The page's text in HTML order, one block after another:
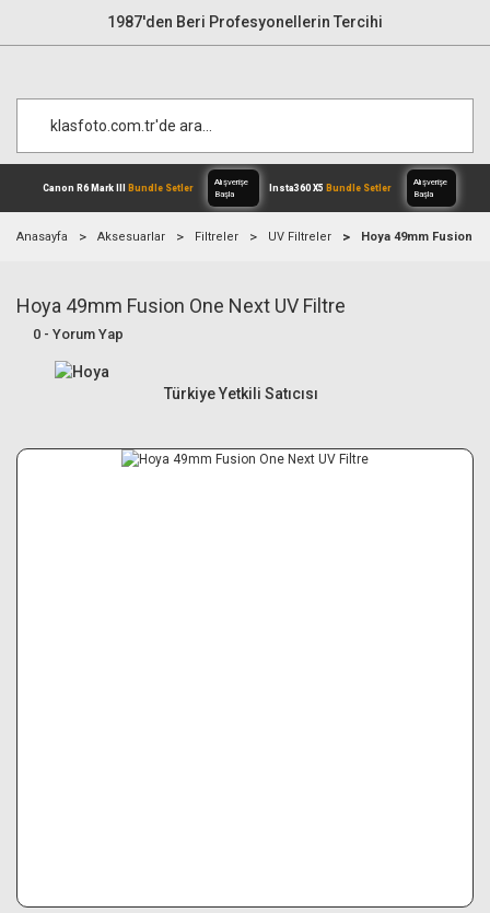
1987'den Beri Profesyonellerin Tercihi
Canon R6 Mark IIIBundle Setler
Anasayfa Aksesuarlar Filtreler UV Filtreler Hoya 49mm Fusion
Hoya 49mm Fusion One Next UV Filtre
0 - Yorum Yap
Türkiye Yetkili Satıcısı